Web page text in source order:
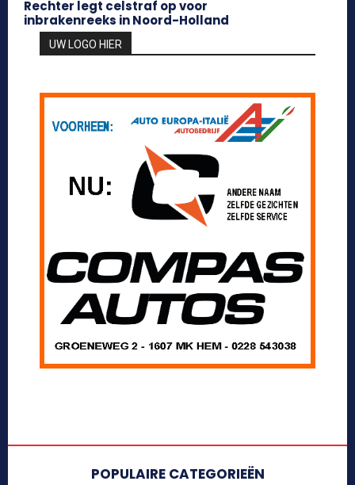
Rechter legt celstraf op voor
inbrakenreeks in Noord-Holland
UW LOGO HIER
POPULAIRE CATEGORIEËN